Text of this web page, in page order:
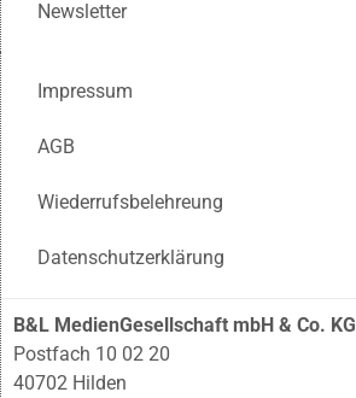
Newsletter
Impressum
AGB
Wiederrufsbelehreung
Datenschutzerklärung
B&L MedienGesellschaft mbH & Co. KG
Postfach 10 02 20
40702 Hilden